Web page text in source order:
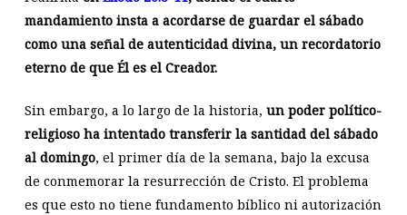
mandamiento insta a acordarse de guardar el sábado
como una señal de autenticidad divina, un recordatorio
eterno de que Él es el Creador.
Sin embargo, a lo largo de la historia, un poder político-
religioso ha intentado transferir la santidad del sábado
al domingo, el primer día de la semana, bajo la excusa
de conmemorar la resurrección de Cristo. El problema
es que esto no tiene fundamento bíblico ni autorización